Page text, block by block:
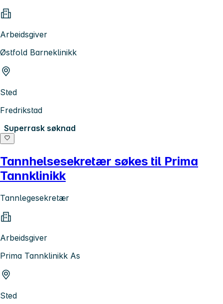
Arbeidsgiver
Østfold Barneklinikk
Sted
Fredrikstad
Superrask søknad
Tannhelsesekretær søkes til Prima
Tannklinikk
Tannlegesekretær
Arbeidsgiver
Prima Tannklinikk As
Sted